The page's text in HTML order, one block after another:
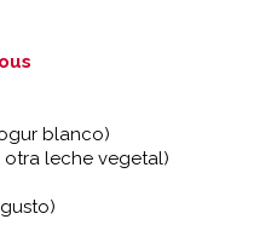
blanco)
leche vegetal)